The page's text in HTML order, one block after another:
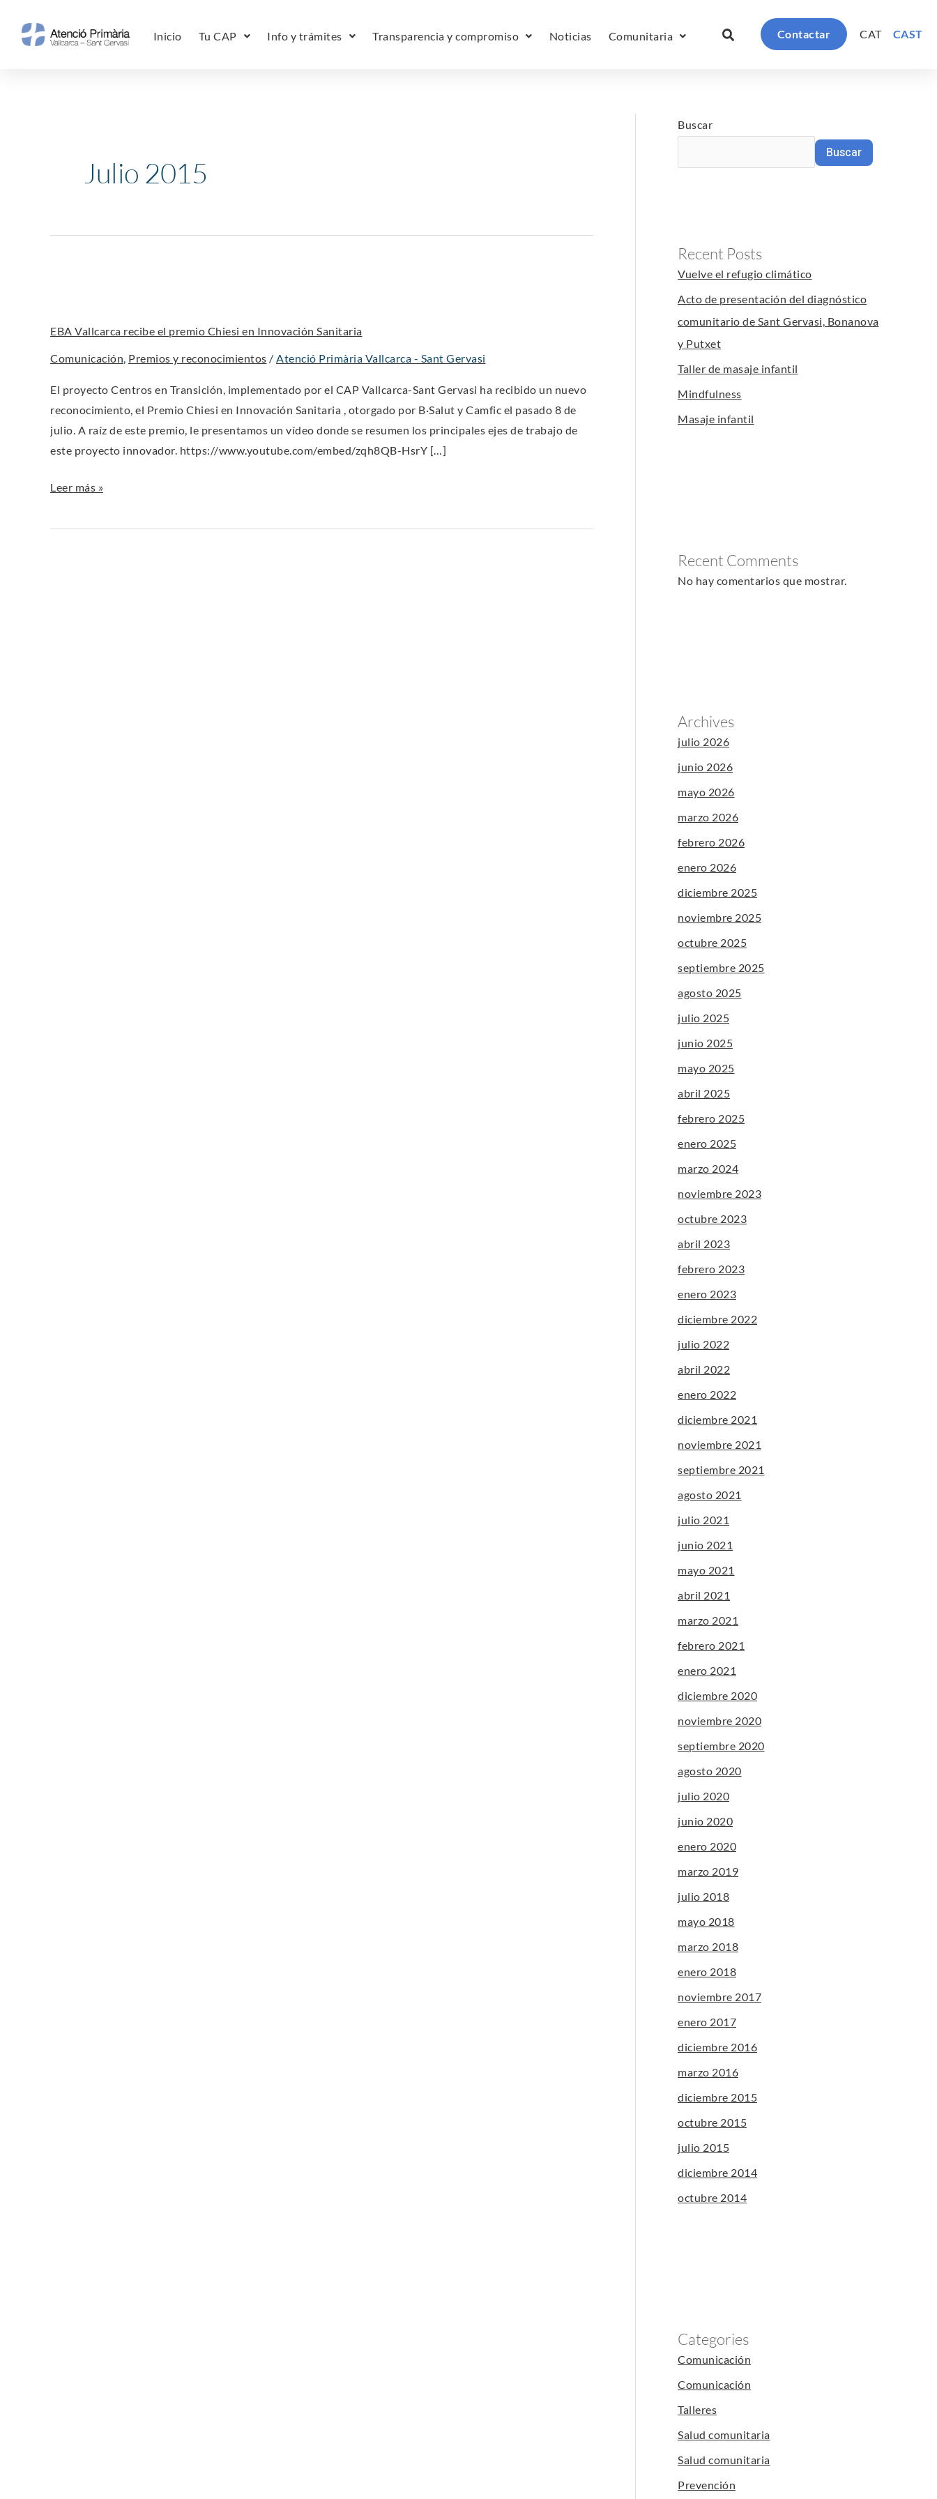
contenido
Inicio Tu CAP Info y trámites Transparencia y compromiso Noticias Comunitaria Contactar CAT CAST
Julio 2015
EBA Vallcarca recibe el premio Chiesi en Innovación Sanitaria
Comunicación, Premios y reconocimientos / Atenció Primària Vallcarca - Sant Gervasi
El proyecto Centros en Transición, implementado por el CAP Vallcarca-Sant Gervasi ha recibido un nuevo
reconocimiento, el Premio Chiesi en Innovación Sanitaria , otorgado por B·Salut y Camfic el pasado 8 de
julio. A raíz de este premio, le presentamos un vídeo donde se resumen los principales ejes de trabajo de
este proyecto innovador. https://www.youtube.com/embed/zqh8QB-HsrY […]
el
premio
en
Innovación
Sanitaria
Leer más »
Buscar
Buscar
Recent Posts
Vuelve el refugio climático
Acto de presentación del diagnóstico
comunitario de Sant Gervasi, Bonanova
y Putxet
Taller de masaje infantil
Mindfulness
Masaje infantil
Recent Comments
No hay comentarios que mostrar.
Archives
julio 2026
junio 2026
mayo 2026
marzo 2026
febrero 2026
enero 2026
diciembre 2025
noviembre 2025
octubre 2025
septiembre 2025
agosto 2025
julio 2025
junio 2025
mayo 2025
abril 2025
febrero 2025
enero 2025
marzo 2024
noviembre 2023
octubre 2023
abril 2023
febrero 2023
enero 2023
diciembre 2022
julio 2022
abril 2022
enero 2022
diciembre 2021
noviembre 2021
septiembre 2021
agosto 2021
julio 2021
junio 2021
mayo 2021
abril 2021
marzo 2021
febrero 2021
enero 2021
diciembre 2020
noviembre 2020
septiembre 2020
agosto 2020
julio 2020
junio 2020
enero 2020
marzo 2019
julio 2018
mayo 2018
marzo 2018
enero 2018
noviembre 2017
enero 2017
diciembre 2016
marzo 2016
diciembre 2015
octubre 2015
julio 2015
diciembre 2014
octubre 2014
Categories
Comunicación
Comunicación
Talleres
Salud comunitaria
Salud comunitaria
Prevención